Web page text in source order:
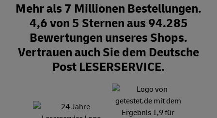
Mehr als 7 Millionen Bestellungen.
4,6 von 5 Sternen aus 94.285
Bewertungen unseres Shops.
Vertrauen auch Sie dem Deutsche
Post LESERSERVICE.